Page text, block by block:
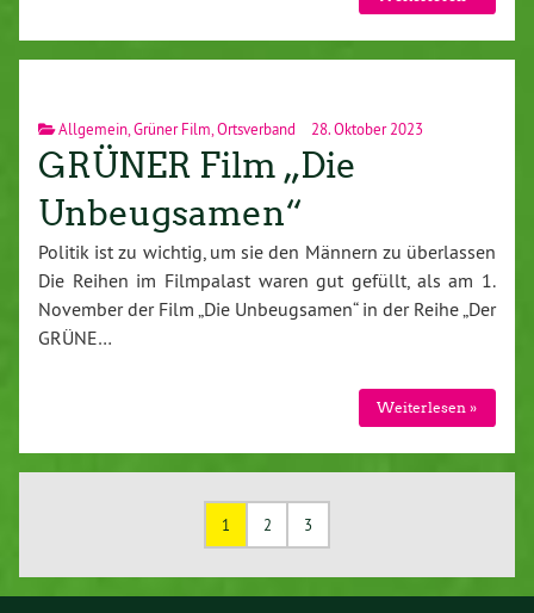
Allgemein,Grüner Film,Ortsverband 28. Oktober 2023
GRÜNER Film „Die
Unbeugsamen“
Politik ist zu wichtig, um sie den Männern zu überlassen
Die Reihen im Filmpalast waren gut gefüllt, als am 1.
November der Film „Die Unbeugsamen“ in der Reihe „Der
GRÜNE…
Weiterlesen »
1 2 3